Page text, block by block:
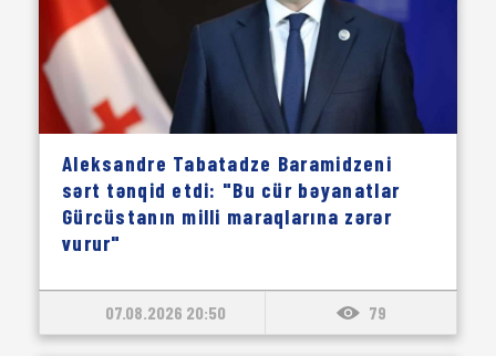
Aleksandre Tabatadze Baramidzeni
sərt tənqid etdi: "Bu cür bəyanatlar
Gürcüstanın milli maraqlarına zərər
vurur"
07.08.2026 20:50 79